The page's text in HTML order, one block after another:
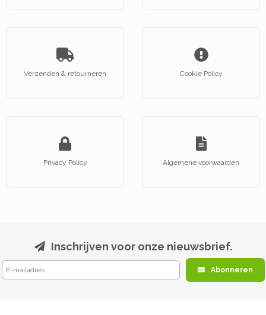
Verzenden & retourneren Cookie Policy
Privacy Policy Algemene voorwaarden
Inschrijven voor onze nieuwsbrief.
Abonneren